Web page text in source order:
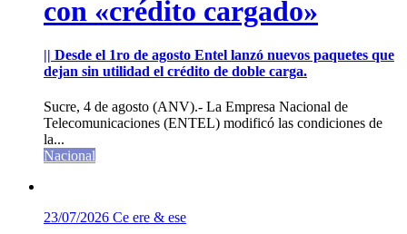
con «crédito cargado»
|| Desde el 1ro de agosto Entel lanzó nuevos paquetes que
dejan sin utilidad el crédito de doble carga.
Sucre, 4 de agosto (ANV).- La Empresa Nacional de
Telecomunicaciones (ENTEL) modificó las condiciones de
la...
Nacional
23/07/2026 Ce ere & ese